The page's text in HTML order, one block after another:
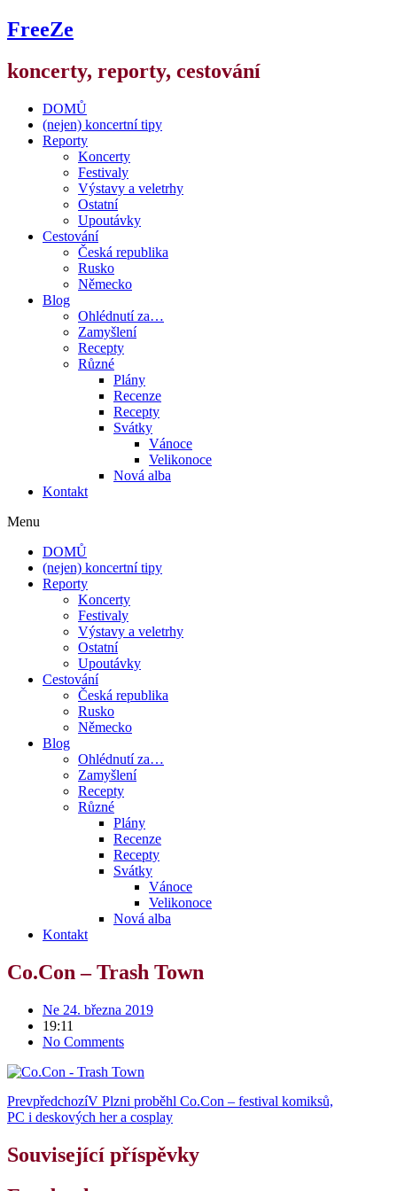
FreeZe
koncerty, reporty, cestování
DOMŮ
(nejen) koncertní tipy
Reporty
Koncerty
Festivaly
Výstavy a veletrhy
Ostatní
Upoutávky
Cestování
Česká republika
Rusko
Německo
Blog
Ohlédnutí za…
Zamyšlení
Recepty
Různé
Plány
Recenze
Recepty
Svátky
Vánoce
Velikonoce
Nová alba
Kontakt
Menu
DOMŮ
(nejen) koncertní tipy
Reporty
Koncerty
Festivaly
Výstavy a veletrhy
Ostatní
Upoutávky
Cestování
Česká republika
Rusko
Německo
Blog
Ohlédnutí za…
Zamyšlení
Recepty
Různé
Plány
Recenze
Recepty
Svátky
Vánoce
Velikonoce
Nová alba
Kontakt
Co.Con – Trash Town
Ne 24. března 2019
19:11
No Comments
PrevpředchozíV Plzni proběhl Co.Con – festival komiksů,
PC i deskových her a cosplay
Související příspěvky